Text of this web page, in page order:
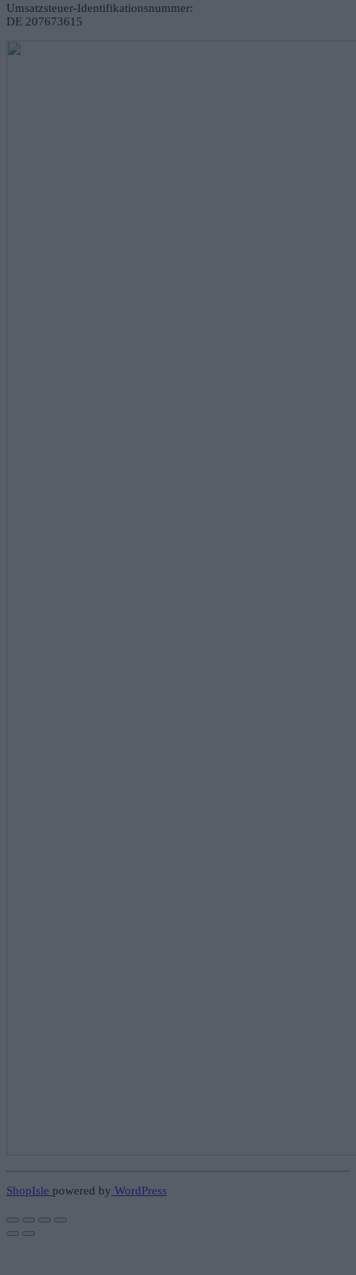
Umsatzsteuer-Identifikationsnummer:
DE 207673615
ShopIsle powered by WordPress